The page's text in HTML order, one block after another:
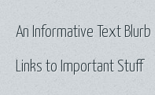
Links to Important Stuff
An Informative Text Blurb